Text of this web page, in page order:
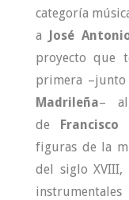
categoría
a José
proyecto que
primera
Madrileña–
de Francisco
figuras de la
del siglo